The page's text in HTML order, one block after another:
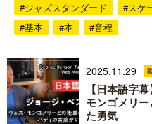
#ジャズスタンダード
#スケ
#基本
#本 #音程
2025.11.29
【日本語字
モンゴメリ
た勇気